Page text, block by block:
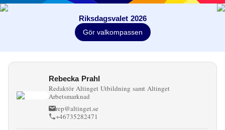
Försvar och Beredskap
Infrastruktur
Miljö och Energi
Omsorg
Riksdagsvalet 2026
Gör valkompassen
Rebecka Prahl
Redaktör Altinget Utbildning samt Altinget
Arbetsmarknad
rep@altinget.se
+46735282471